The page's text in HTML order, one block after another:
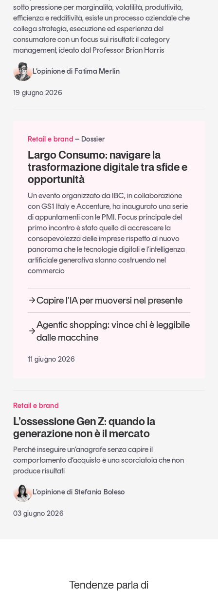
sotto pressione per marginalità, volatilità, produttività,
efficienza e redditività, esiste un processo aziendale che
collega strategia, esecuzione ed esperienza del
consumatore con un focus sui risultati: il category
management, ideato dal Professor Brian Harris
L’opinione di Fatima Merlin
19 giugno 2026
Retail e brand Dossier
Largo Consumo: navigare la
trasformazione digitale tra sfide e
opportunità
Un evento organizzato da IBC, in collaborazione
con GS1 Italy e Accenture, ha inaugurato una serie
di appuntamenti con le PMI. Focus principale del
primo incontro è stato quello di accrescere la
consapevolezza delle imprese rispetto al nuovo
panorama che le tecnologie digitali e l’intelligenza
artificiale generativa stanno costruendo nel
commercio
Capire l’IA per muoversi nel presente
Agentic shopping: vince chi è leggibile
dalle macchine
11 giugno 2026
Retail e brand
L’ossessione Gen Z: quando la
generazione non è il mercato
Perché inseguire un’anagrafe senza capire il
comportamento d’acquisto è una scorciatoia che non
produce risultati
L’opinione di Stefania Boleso
03 giugno 2026
Tendenze parla di